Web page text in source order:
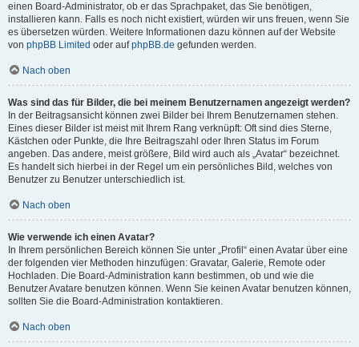
einen Board-Administrator, ob er das Sprachpaket, das Sie benötigen,
installieren kann. Falls es noch nicht existiert, würden wir uns freuen, wenn Sie
es übersetzen würden. Weitere Informationen dazu können auf der Website
von phpBB Limited oder aufphpBB.de gefunden werden.
Nach oben
Was sind das für Bilder, die bei meinem Benutzernamen angezeigt werden?
In der Beitragsansicht können zwei Bilder bei Ihrem Benutzernamen stehen.
Eines dieser Bilder ist meist mit Ihrem Rang verknüpft: Oft sind dies Sterne,
Kästchen oder Punkte, die Ihre Beitragszahl oder Ihren Status im Forum
angeben. Das andere, meist größere, Bild wird auch als „Avatar“ bezeichnet.
Es handelt sich hierbei in der Regel um ein persönliches Bild, welches von
Benutzer zu Benutzer unterschiedlich ist.
Nach oben
Wie verwende ich einen Avatar?
In Ihrem persönlichen Bereich können Sie unter „Profil“ einen Avatar über eine
der folgenden vier Methoden hinzufügen: Gravatar, Galerie, Remote oder
Hochladen. Die Board-Administration kann bestimmen, ob und wie die
Benutzer Avatare benutzen können. Wenn Sie keinen Avatar benutzen können,
sollten Sie die Board-Administration kontaktieren.
Nach oben